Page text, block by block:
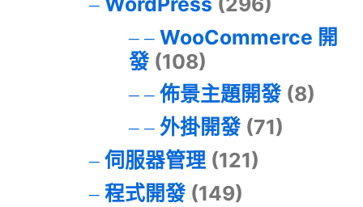
WooCommerce 開
發(108)
佈景主題開發(8)
外掛開發(71)
伺服器管理(121)
程式開發(149)